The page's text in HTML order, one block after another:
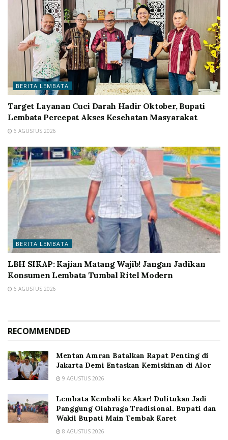
BERITA LEMBATA
Target Layanan Cuci Darah Hadir Oktober, Bupati
Lembata Percepat Akses Kesehatan Masyarakat
6 AGUSTUS 2026
BERITA LEMBATA
LBH SIKAP: Kajian Matang Wajib! Jangan Jadikan
Konsumen Lembata Tumbal Ritel Modern
6 AGUSTUS 2026
RECOMMENDED
Mentan Amran Batalkan Rapat Penting di
Jakarta Demi Entaskan Kemiskinan di Alor
9 AGUSTUS 2026
Lembata Kembali ke Akar! Dulitukan Jadi
Panggung Olahraga Tradisional. Bupati dan
Wakil Bupati Main Tembak Karet
8 AGUSTUS 2026